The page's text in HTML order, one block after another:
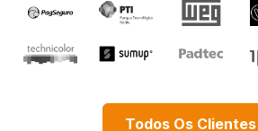
Todos Os Clientes